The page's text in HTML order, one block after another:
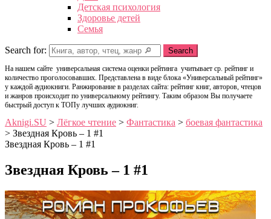
Детская психология
Здоровье детей
Семья
Search for: Search
На нашем сайте универсальная система оценки рейтинга учитывает ср. рейтинг и
количество проголосовавших. Представлена в виде блока «Универсальный рейтинг»
у каждой аудиокниги. Ранжирование в разделах сайта: рейтинг книг, авторов, чтецов
и жанров происходит по универсальному рейтингу. Таким образом Вы получаете
быстрый доступ к ТОПу лучших аудиокниг.
Aknigi.SU > Лёгкое чтение > Фантастика > боевая фантастика
> Звездная Кровь – 1 #1
Звездная Кровь – 1 #1
Звездная Кровь – 1 #1